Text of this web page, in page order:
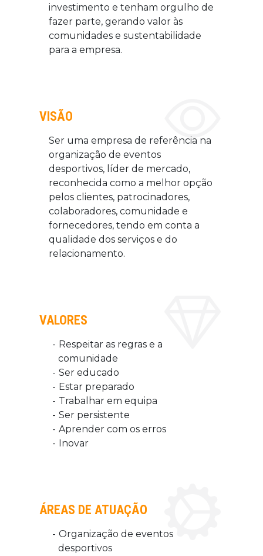
investimento e tenham orgulho de
fazer parte, gerando valor às
comunidades e sustentabilidade
para a empresa.
VISÃO
Ser uma empresa de referência na
organização de eventos
desportivos, líder de mercado,
reconhecida como a melhor opção
pelos clientes, patrocinadores,
colaboradores, comunidade e
fornecedores, tendo em conta a
qualidade dos serviços e do
relacionamento.
VALORES
Respeitar as regras e a
comunidade
Ser educado
Estar preparado
Trabalhar em equipa
Ser persistente
Aprender com os erros
Inovar
ÁREAS DE ATUAÇÃO
Organização de eventos
desportivos